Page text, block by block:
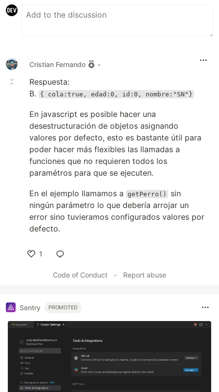
Cristian Fernando •
Respuesta:
B.
{ cola:true, edad:0, id:0, nombre:"SN"}
En javascript es posible hacer una
desestructuración de objetos asignando
valores por defecto, esto es bastante útil para
poder hacer más flexibles las llamadas a
funciones que no requieren todos los
paramétros para que se ejecuten.
En el ejemplo llamamos a getPerro()
sin
ningún parámetro lo que debería arrojar un
error sino tuvieramos configurados valores por
defecto.
1
Code of Conduct
• Report abuse
Sentry PROMOTED